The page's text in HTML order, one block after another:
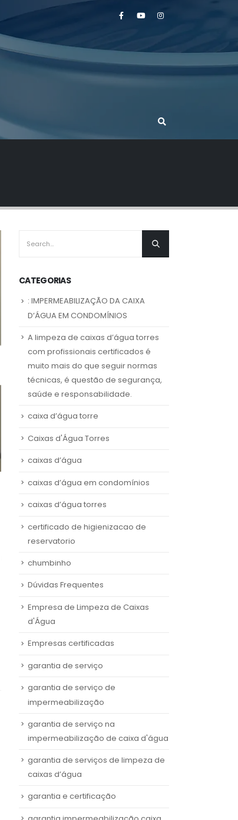
CATEGORIAS
: IMPERMEABILIZAÇÃO DA CAIXA
D’ÁGUA EM CONDOMÍNIOS
A limpeza de caixas d’água torres
com profissionais certificados é
muito mais do que seguir normas
técnicas, é questão de segurança,
saúde e responsabilidade.
caixa d’água torre
Caixas d'Água Torres
caixas d’água
caixas d’água em condomínios
caixas d’água torres
certificado de higienizacao de
reservatorio
chumbinho
Dúvidas Frequentes
Empresa de Limpeza de Caixas
d'Água
Empresas certificadas
garantia de serviço
garantia de serviço de
impermeabilização
garantia de serviço na
impermeabilização de caixa d'água
garantia de serviços de limpeza de
caixas d’água
garantia e certificação